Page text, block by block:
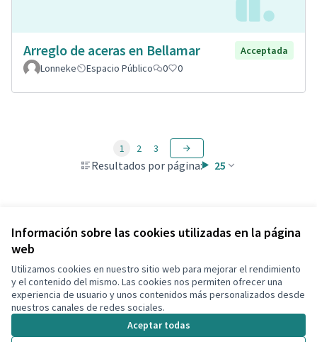
Información sobre las cookies utilizadas en la página
web
Utilizamos cookies en nuestro sitio web para mejorar el rendimiento
y el contenido del mismo. Las cookies nos permiten ofrecer una
experiencia de usuario y unos contenidos más personalizados desde
nuestros canales de redes sociales.
Aceptar todas
Arreglo de aceras en Bellamar
Acceptada
Lonneke
Espacio Público 0 0
Resultados por página: 25
1 2 3
Ver todas las propuestas retiradas
Términos y condiciones de uso
Configuración de cookies
Decidim Calafell en X
(Enlace externo)
Decidim Calafell en Facebook
Decidim Calafell en YouTube
Decidim Calafell en GitHub
(Enlace externo)